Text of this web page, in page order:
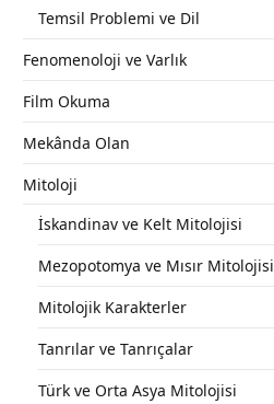
Temsil Problemi ve Dil
Fenomenoloji ve Varlık
Film Okuma
Mekânda Olan
Mitoloji
İskandinav ve Kelt Mitolojisi
Mezopotomya ve Mısır Mitolojisi
Mitolojik Karakterler
Tanrılar ve Tanrıçalar
Türk ve Orta Asya Mitolojisi